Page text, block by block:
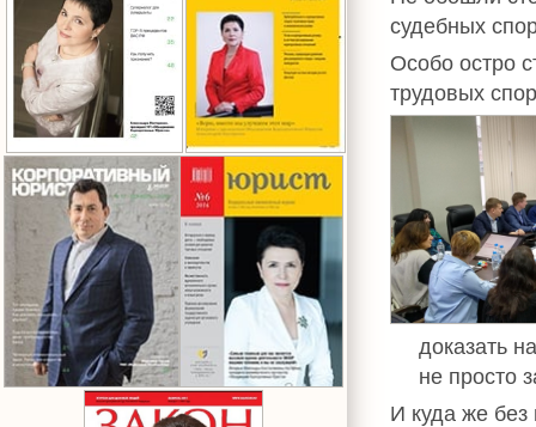
судебных
Особо остро
трудовых
доказать
не просто
И куда же